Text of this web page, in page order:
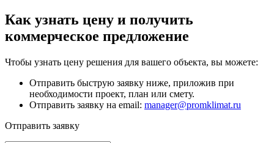
Как узнать цену и получить
коммерческое предложение
Чтобы узнать цену решения для вашего объекта, вы можете:
Отправить быструю заявку ниже, приложив при
необходимости проект, план или смету.
Отправить заявку на email: manager@promklimat.ru
Отправить заявку